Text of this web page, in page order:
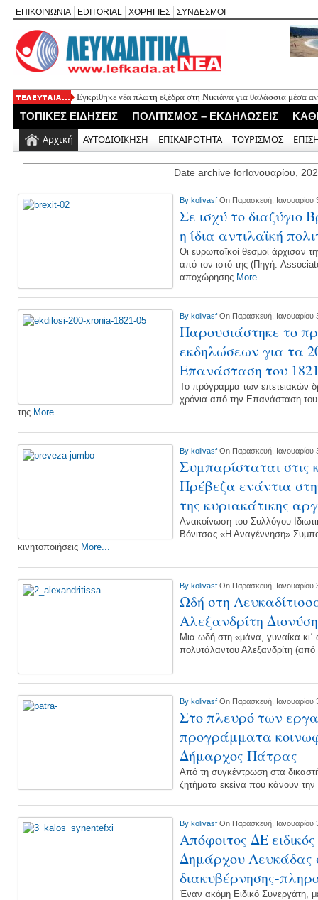
ΕΠΙΚΟΙΝΩΝΙΑ EDITORIAL ΧΟΡΗΓΙΕΣ ΣΥΝΔΕΣΜΟΙ
Εγκρίθηκε νέα πλωτή εξέδρα στη Νικιάνα για θαλάσσια μέσα
ΤΟΠΙΚΕΣ ΕΙΔΗΣΕΙΣ ΠΟΛΙΤΙΣΜΟΣ – ΕΚΔΗΛΩΣΕΙΣ
Αρχική ΑΥΤΟΔΙΟΙΚΗΣΗ ΕΠΙΚΑΙΡΟΤΗΤΑ ΤΟΥΡΙΣΜΟΣ
Date archive forΙανουαρίου,
By kolivasf On Παρασκευή, Ιανουαρίου
Σε ισχύ το διαζύγιο
η ίδια αντιλαϊκή
Οι ευρωπαϊκοί θεσμοί άρχισαν
από τον ιστό της (Πηγή:
αποχώρησης More...
By kolivasf On Παρασκευή, Ιανουαρίου
Παρουσιάστηκε το
εκδηλώσεων για τα
Επανάσταση του
Το πρόγραμμα των επετειακών
χρόνια από την Επανάσταση
της More...
By kolivasf On Παρασκευή, Ιανουαρίου
Συμπαρίσταται στις
Πρέβεζα ενάντια
της κυριακάτικης
Ανακοίνωση του Συλλόγου
Βόνιτσας «Η Αναγέννηση»
κινητοποιήσεις More...
By kolivasf On Παρασκευή, Ιανουαρίου
Ωδή στη
Αλεξανδρίτη
Mια ωδή στη «μάνα, γυναίκα
πολυτάλαντου Αλεξανδρίτη
By kolivasf On Παρασκευή, Ιανουαρίου
Στο πλευρό των
προγράμματα
Δήμαρχος Πάτρας
Από τη συγκέντρωση στα
ζητήματα εκείνα που κάνουν
By kolivasf On Παρασκευή, Ιανουαρίου
Απόφοιτος ΔΕ
Δημάρχου Λευκάδας
διακυβέρνησης-
Έναν ακόμη Ειδικό Συνεργάτη,